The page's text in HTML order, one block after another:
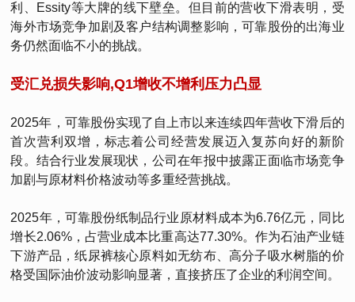
利、Essity等大牌的线下壁垒。但目前的营收下滑表明，受
海外市场竞争加剧及客户结构调整影响，可靠股份的出海业
务仍然面临不小的挑战。
受汇兑损失影响,Q1增收不增利压力凸显
2025年，可靠股份实现了自上市以来连续四年营收下滑后的
首次营利双增，标志着公司经营发展迈入复苏向好的新阶
段。结合行业发展现状，公司在年报中披露正面临市场竞争
加剧与原材料价格波动等多重经营挑战。
2025年，可靠股份纸制品行业原材料成本为6.76亿元，同比
增长2.06%，占营业成本比重高达77.30%。作为石油产业链
下游产品，纸尿裤核心原料如无纺布、高分子吸水树脂的价
格受国际油价波动影响显著，直接挤压了企业的利润空间。